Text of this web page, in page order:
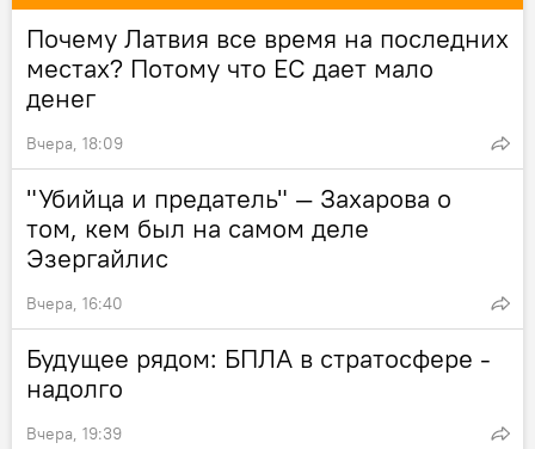
Почему Латвия все время на последних
местах? Потому что ЕС дает мало
денег
Вчера, 18:09
"Убийца и предатель" — Захарова о
том, кем был на самом деле
Эзергайлис
Вчера, 16:40
Будущее рядом: БПЛА в стратосфере -
надолго
Вчера, 19:39